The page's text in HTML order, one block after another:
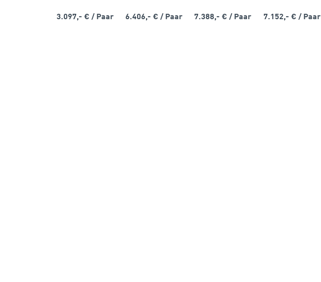
3.097,- € / Paar 6.406,- €/ Paar 7.388,- €/ Paar 7.152,- € / Paar